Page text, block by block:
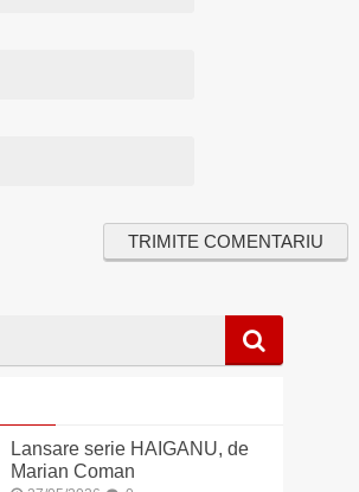
Lansare serie HAIGANU, de
Marian Coman